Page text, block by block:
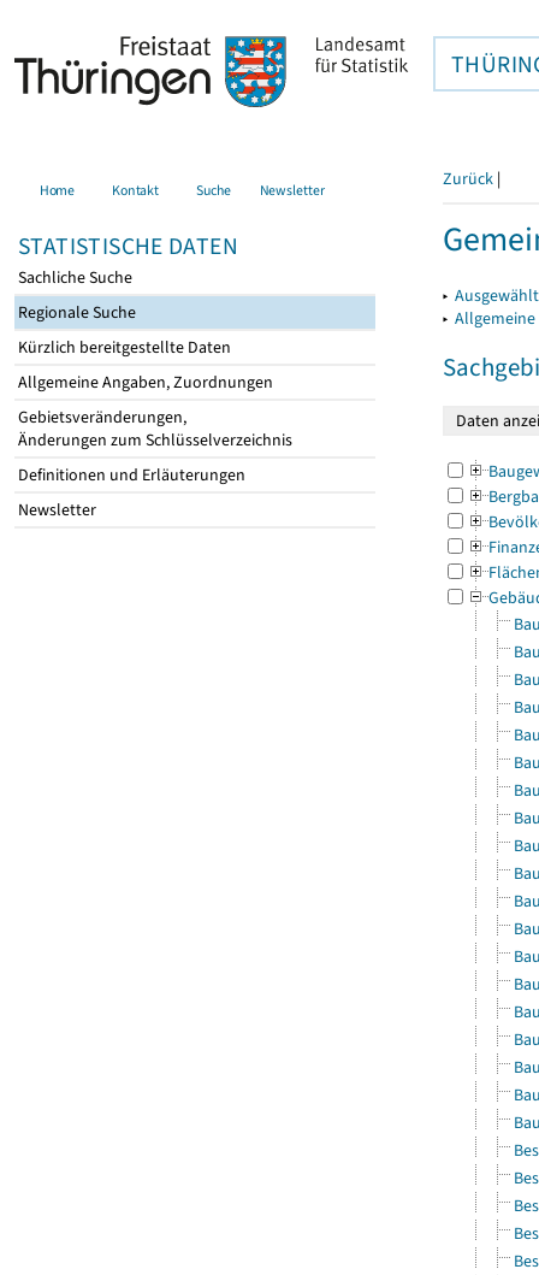
Home Kontakt Suche Newsletter
STATISTISCHE DATEN
Sachliche Suche
Regionale Suche
Kürzlich bereitgestellte Daten
Allgemeine Angaben, Zuordnungen
Gebietsveränderungen,
Änderungen zum Schlüsselverzeichnis
Definitionen und Erläuterungen
Newsletter
Zurück |
▸
▸